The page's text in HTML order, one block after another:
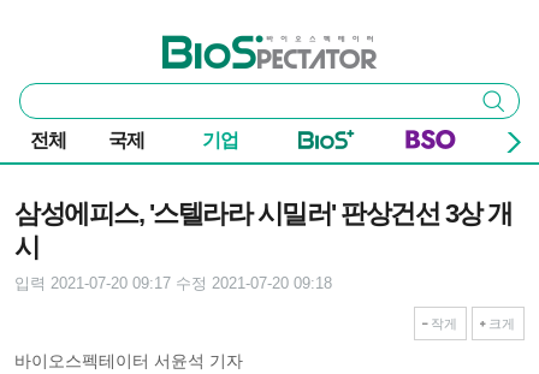
바이오스펙테이터
통
합
검
색
검색
전체 국제 기업
삼성에피스, '스텔라라 시밀러' 판상건선 3상 개
시
입력 2021-07-20 09:17 수정 2021-07-20 09:18
작게 크게
바이오스펙테이터 서윤석 기자